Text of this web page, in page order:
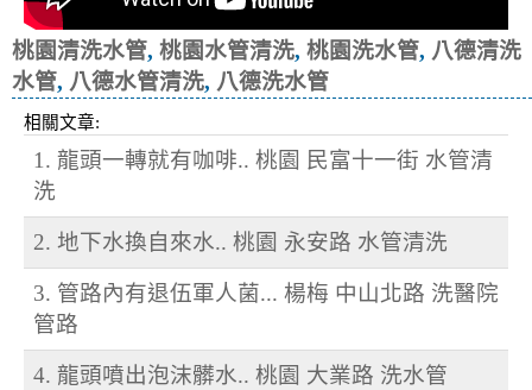
桃園清洗水管, 桃園水管清洗, 桃園洗水管, 八德清洗
水管, 八德水管清洗, 八德洗水管
相關文章:
1. 龍頭一轉就有咖啡.. 桃園 民富十一街 水管清
洗
2. 地下水換自來水.. 桃園 永安路 水管清洗
3. 管路內有退伍軍人菌... 楊梅 中山北路 洗醫院
管路
4. 龍頭噴出泡沫髒水.. 桃園 大業路 洗水管